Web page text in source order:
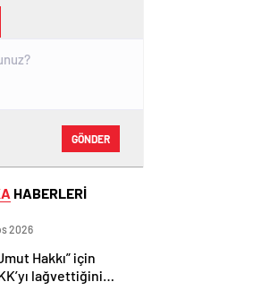
GÖNDER
HABERLERİ
2026
Hakkı” için
lağvettiğini